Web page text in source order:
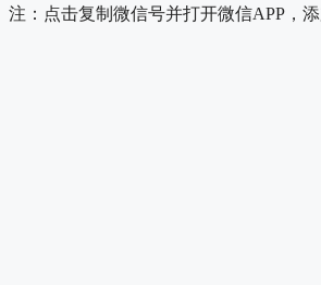
注：点击复制微信号并打开微信APP，添